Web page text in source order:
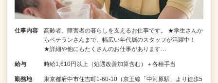
仕事内容
高齢者、障害者の暮らしを支えるお仕事です。 ★学生さんか
らベテランさんまで、幅広い年代層のスタッフが活躍中！
★詳細や他にもたくさんのお仕事があります…
給与 時給1,610円以上（処遇改善加算含む）＋各種手当
勤務地
東京都府中市住吉町1-60-10（京王線「中河原駅」より徒歩5